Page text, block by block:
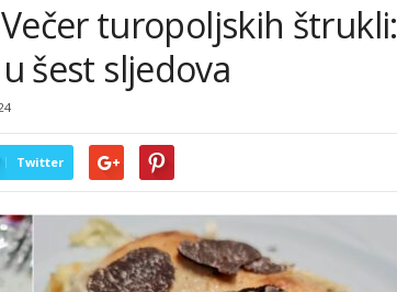
Večer turopoljskih štrukli:
šest sljedova
Twitter